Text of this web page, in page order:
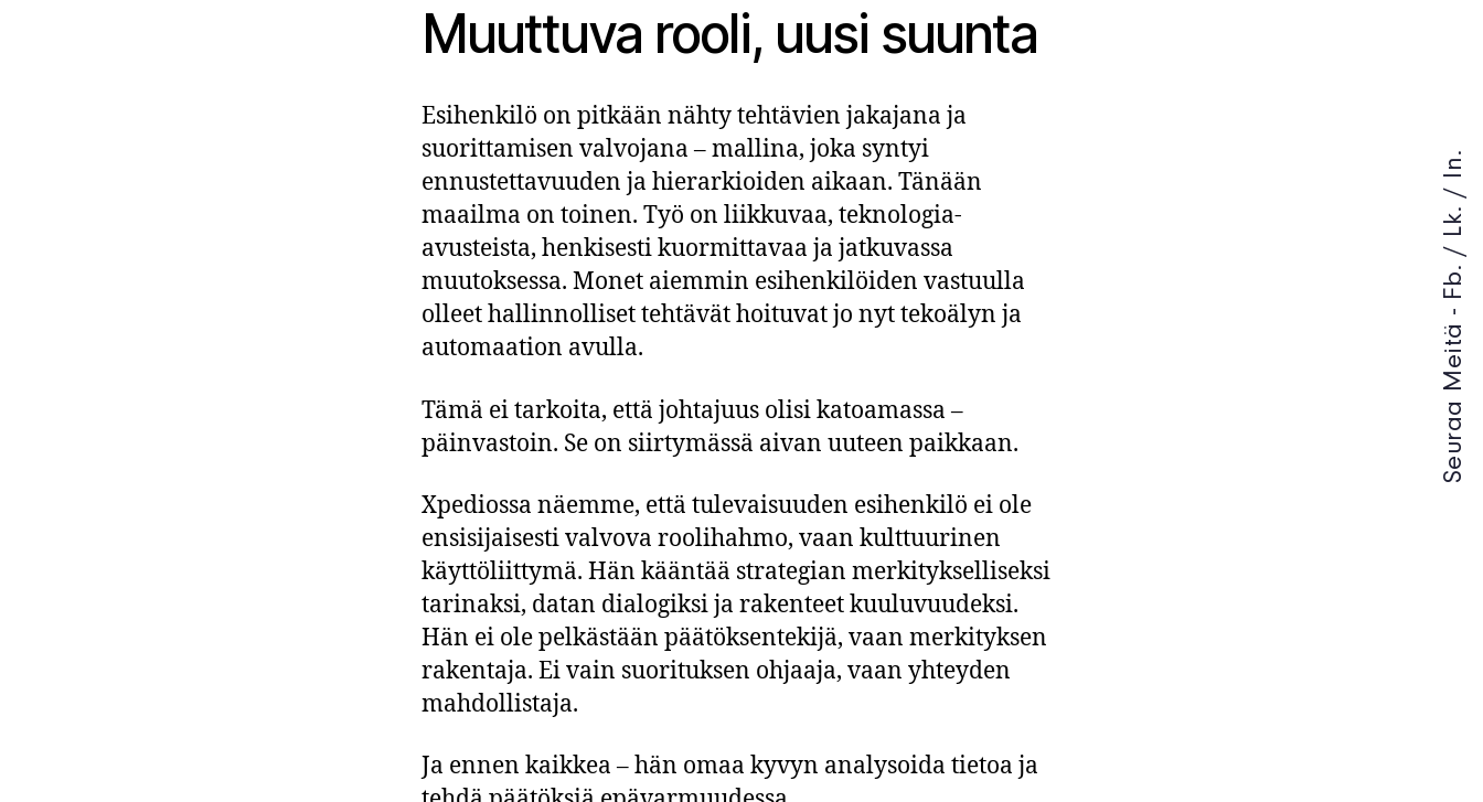
Seuraa Meitä -
Fb.
/
Lk.
/
In.
Muuttuva rooli, uusi suunta
Esihenkilö on pitkään nähty tehtävien jakajana ja
suorittamisen valvojana – mallina, joka syntyi
ennustettavuuden ja hierarkioiden aikaan. Tänään
maailma on toinen. Työ on liikkuvaa, teknologia-
avusteista, henkisesti kuormittavaa ja jatkuvassa
muutoksessa. Monet aiemmin esihenkilöiden vastuulla
olleet hallinnolliset tehtävät hoituvat jo nyt tekoälyn ja
automaation avulla.
Tämä ei tarkoita, että johtajuus olisi katoamassa –
päinvastoin. Se on siirtymässä aivan uuteen paikkaan.
Xpediossa näemme, että tulevaisuuden esihenkilö ei ole
ensisijaisesti valvova roolihahmo, vaan kulttuurinen
käyttöliittymä. Hän kääntää strategian merkitykselliseksi
tarinaksi, datan dialogiksi ja rakenteet kuuluvuudeksi.
Hän ei ole pelkästään päätöksentekijä, vaan merkityksen
rakentaja. Ei vain suorituksen ohjaaja, vaan yhteyden
mahdollistaja.
Ja ennen kaikkea – hän omaa kyvyn analysoida tietoa ja